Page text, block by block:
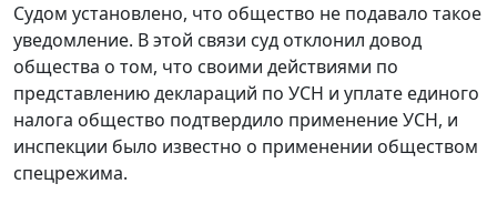
Судом установлено, что общество не подавало такое
уведомление. В этой связи суд отклонил довод
общества о том, что своими действиями по
представлению деклараций по УСН и уплате единого
налога общество подтвердило применение УСН, и
инспекции было известно о применении обществом
спецрежима.